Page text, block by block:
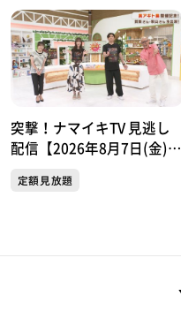
突撃！ナマイキTV 見逃し
配信【2026年8月7日(金)放
定額見放題